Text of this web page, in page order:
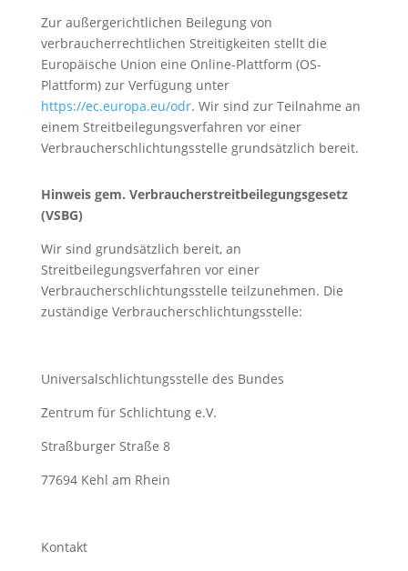
Zur außergerichtlichen Beilegung von
verbraucherrechtlichen Streitigkeiten stellt die
Europäische Union eine Online-Plattform (OS-
Plattform) zur Verfügung unter
https://ec.europa.eu/odr. Wir sind zur Teilnahme an
einem Streitbeilegungsverfahren vor einer
Verbraucherschlichtungsstelle grundsätzlich bereit.
Hinweis gem. Verbraucherstreitbeilegungsgesetz
(VSBG)
Wir sind grundsätzlich bereit, an
Streitbeilegungsverfahren vor einer
Verbraucherschlichtungsstelle teilzunehmen. Die
zuständige Verbraucherschlichtungsstelle:
Universalschlichtungsstelle des Bundes
Zentrum für Schlichtung e.V.
Straßburger Straße 8
77694 Kehl am Rhein
Kontakt